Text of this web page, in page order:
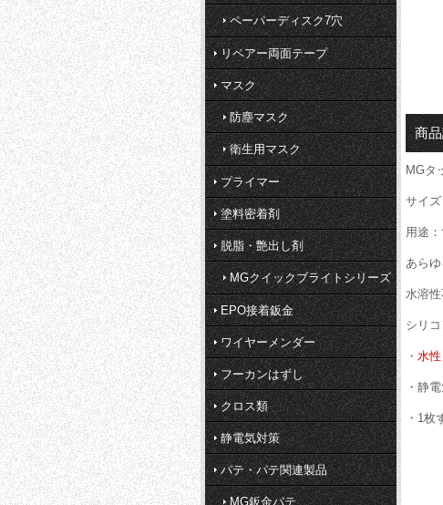
商
MGタ
サイ
用途
あらゆ
水溶性
シリ
・ 水
・静
・1枚
ペーパーディスク7穴
リペアー両面テープ
マスク
防塵マスク
衛生用マスク
プライマー
塗料密着剤
脱脂・艶出し剤
MGクイックブライトシリーズ
EPO接着鈑金
ワイヤーメンダー
フーカンはずし
クロス類
静電気対策
パテ・パテ関連製品
MG鈑金パテ